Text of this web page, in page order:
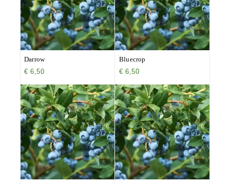
Darrow
€ 6,50
Bluecrop
€ 6,50